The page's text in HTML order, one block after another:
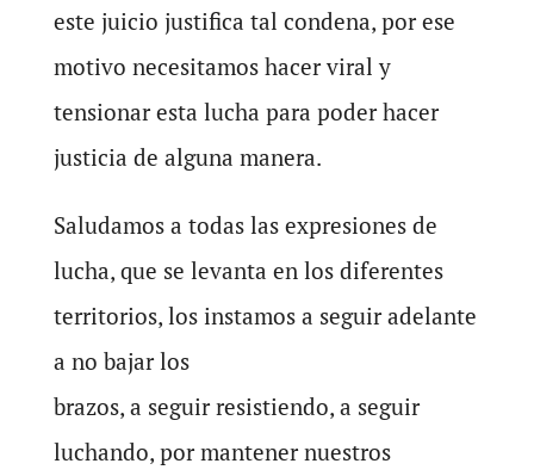
este juicio justifica tal condena, por ese
motivo necesitamos hacer viral y
tensionar esta lucha para poder hacer
justicia de alguna manera.
Saludamos a todas las expresiones de
lucha, que se levanta en los diferentes
territorios, los instamos a seguir adelante
a no bajar los
brazos, a seguir resistiendo, a seguir
luchando, por mantener nuestros